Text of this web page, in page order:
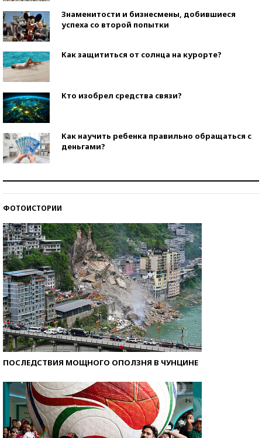
Знаменитости и бизнесмены, добившиеся
успеха со второй попытки
Как защититься от солнца на курорте?
Кто изобрел средства связи?
Как научить ребенка правильно обращаться с
деньгами?
ФОТОИСТОРИИ
ПОСЛЕДСТВИЯ МОЩНОГО ОПОЛЗНЯ В ЧУНЦИНЕ